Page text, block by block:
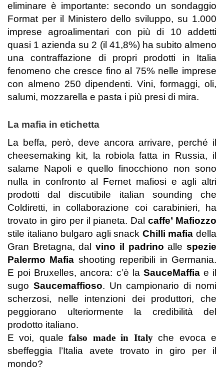
eliminare è importante: secondo un sondaggio
Format per il Ministero dello sviluppo, su 1.000
imprese agroalimentari con più di 10 addetti
quasi 1 azienda su 2 (il 41,8%) ha subito almeno
una contraffazione di propri prodotti in Italia
fenomeno che cresce fino al 75% nelle imprese
con almeno 250 dipendenti. Vini, formaggi, oli,
salumi, mozzarella e pasta i più presi di mira.
La mafia in etichetta
La beffa, però, deve ancora arrivare, perché il
cheesemaking kit, la robiola fatta in Russia, il
salame Napoli e quello finocchiono non sono
nulla in confronto al Fernet mafiosi e agli altri
prodotti dal discutibile italian sounding che
Coldiretti, in collaborazione coi carabinieri, ha
trovato in giro per il pianeta. Dalcaffe’ Mafiozzo
stile italiano bulgaro agli snack Chilli mafia della
Gran Bretagna, dalvino il padrino allespezie
Palermo Mafia shooting reperibili in Germania.
E poi Bruxelles, ancora: c’è la SauceMaffiae il
sugo Saucemaffioso. Un campionario di nomi
scherzosi, nelle intenzioni dei produttori, che
peggiorano ulteriormente la credibilità del
prodotto italiano.
E voi, qualefalso made in Italyche evoca e
sbeffeggia l’Italia avete trovato in giro per il
mondo?